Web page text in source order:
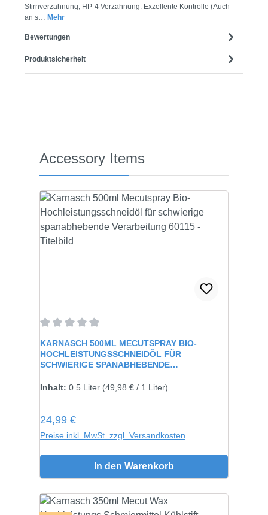
Stirnverzahnung, HP-4 Verzahnung. Exzellente Kontrolle (Auch
an s… Mehr
Bewertungen
Produktsicherheit
Produktgalerie überspringen
Accessory Items
KARNASCH 500ML MECUTSPRAY BIO-
HOCHLEISTUNGSSCHNEIDÖL FÜR
SCHWIERIGE SPANABHEBENDE
Inhalt: 0.5 Liter (49,98 € / 1 Liter)
Regulärer Preis:
24,99 €
Preise inkl. MwSt. zzgl. Versandkosten
In den Warenkorb